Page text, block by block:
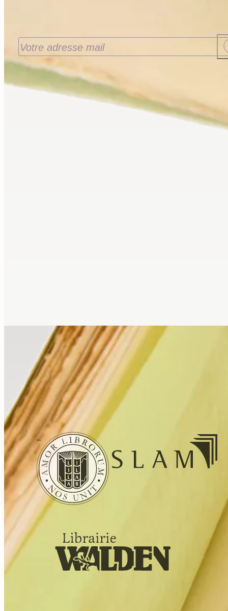
J’accepte de recevoir les nouveautés de la
Librairie Walden par email. Pour en savoir
consultez notrepolitique de confidentialité.
Informations
PaiementLivraison Conditions de
venteMentions légalesGestion des
cookiesPolitique de confidentialité
Tous droits réservés. © Librairie Walden,